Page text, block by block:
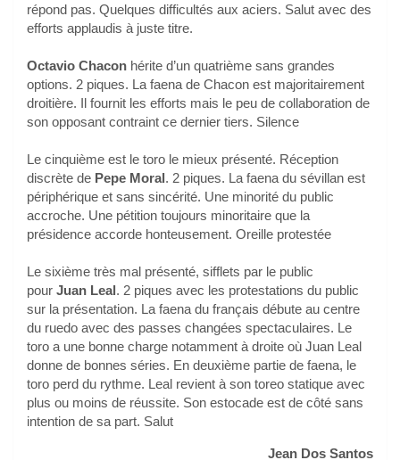
répond pas. Quelques difficultés aux aciers. Salut avec des
efforts applaudis à juste titre.
Octavio Chacon hérite d’un quatrième sans grandes
options. 2 piques. La faena de Chacon est majoritairement
droitière. Il fournit les efforts mais le peu de collaboration de
son opposant contraint ce dernier tiers. Silence
Le cinquième est le toro le mieux présenté. Réception
discrète de Pepe Moral. 2 piques. La faena du sévillan est
périphérique et sans sincérité. Une minorité du public
accroche. Une pétition toujours minoritaire que la
présidence accorde honteusement. Oreille protestée
Le sixième très mal présenté, sifflets par le public
pour Juan Leal. 2 piques avec les protestations du public
sur la présentation. La faena du français débute au centre
du ruedo avec des passes changées spectaculaires. Le
toro a une bonne charge notamment à droite où Juan Leal
donne de bonnes séries. En deuxième partie de faena, le
toro perd du rythme. Leal revient à son toreo statique avec
plus ou moins de réussite. Son estocade est de côté sans
intention de sa part. Salut
Jean Dos Santos